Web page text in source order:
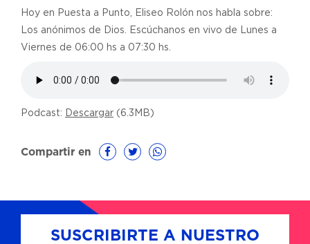
Hoy en Puesta a Punto, Eliseo Rolón nos habla sobre:
Los anónimos de Dios. Escúchanos en vivo de Lunes a
Viernes de 06:00 hs a 07:30 hs.
Podcast: Descargar (6.3MB)
Compartir en
SUSCRIBIRTE A NUESTRO